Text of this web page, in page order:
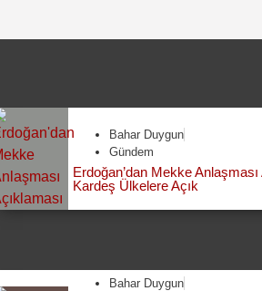
Bahar Duygun
Gündem
Erdoğan’dan Mekke Anlaşması
Kardeş Ülkelere Açık
Bahar Duygun